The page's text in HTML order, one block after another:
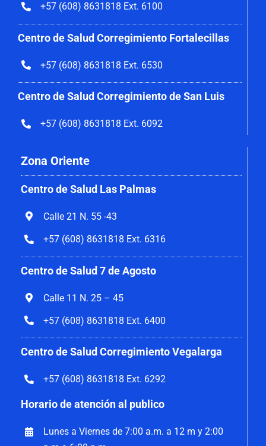
+57 (608) 8631818 Ext. 6100
Centro de Salud Corregimiento Fortalecillas
+57 (608) 8631818 Ext. 6530
Centro de Salud Corregimiento de San Luis
+57 (608) 8631818 Ext. 6092
Zona Oriente
Centro de Salud Las Palmas
Calle 21 N. 55 -43
+57 (608) 8631818 Ext. 6316
Centro de Salud 7 de Agosto
Calle 11 N. 25 – 45
+57 (608) 8631818 Ext. 6400
Centro de Salud Corregimiento Vegalarga
+57 (608) 8631818 Ext. 6292
Horario de atención al publico
Lunes a Viernes de 7:00 a.m. a 12 m y 2:00